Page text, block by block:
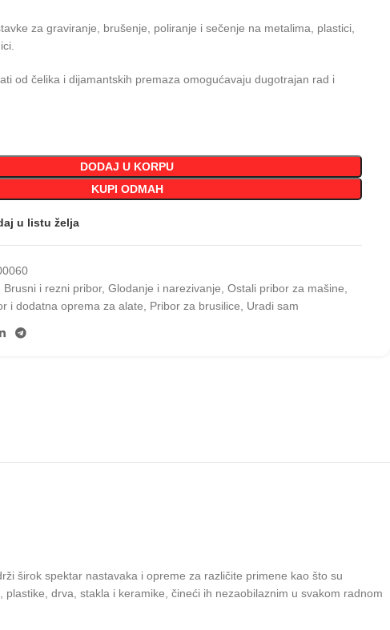
za graviranje, brušenje, poliranje i sečenje na metalima, plastici,
od čelika i dijamantskih premaza omogućavaju dugotrajan rad i
DODAJ U KORPU
KUPI ODMAH
u listu želja
Brusni i rezni pribor, Glodanje i narezivanje Ostali pribor za mašine
i dodatna oprema za alate Pribor za brusilice Uradi sam
širok spektar nastavaka i opreme za različite primene kao što su
drva, stakla i keramike, čineći ih nezaobilaznim u svakom radnom